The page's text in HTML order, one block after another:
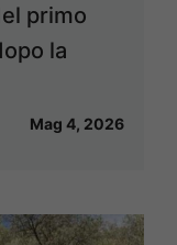
primo
la
Mag 4, 2026